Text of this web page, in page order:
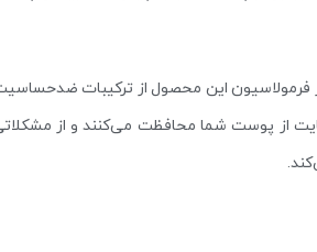
فرمولاسیون این محصول از ترکیبات
از پوست شما محافظت می‌کنند و از